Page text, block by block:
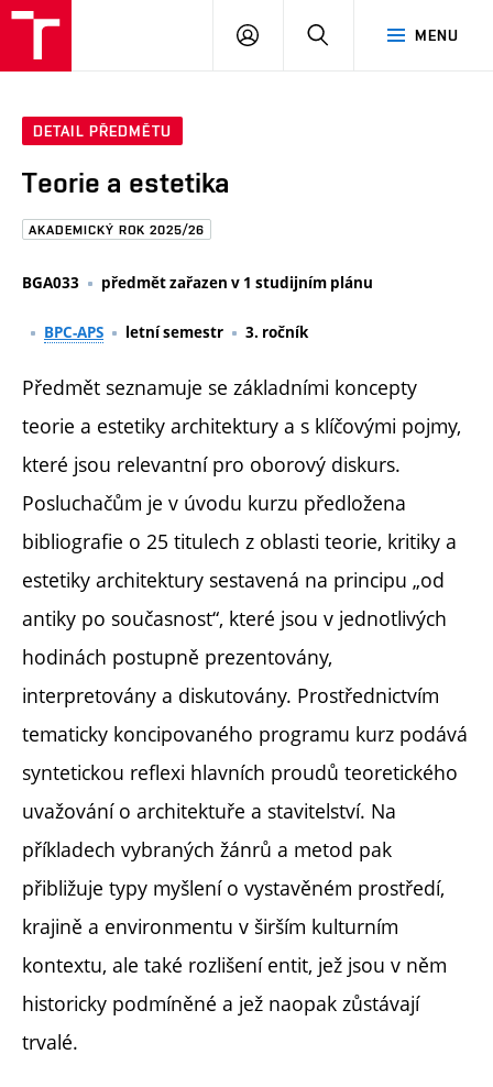
Brno
MENU
PŘIHLÁSIT
DETAIL PŘEDMĚTU
Teorie a estetika
AKADEMICKÝ ROK 2025/26
BGA033 předmět zařazen v 1 studijním plánu
BPC-APS letní semestr 3. ročník
Předmět seznamuje se základními koncepty
teorie a estetiky architektury a s klíčovými pojmy,
které jsou relevantní pro oborový diskurs.
Posluchačům je v úvodu kurzu předložena
bibliografie o 25 titulech z oblasti teorie, kritiky a
estetiky architektury sestavená na principu „od
antiky po současnost“, které jsou v jednotlivých
hodinách postupně prezentovány,
interpretovány a diskutovány. Prostřednictvím
tematicky koncipovaného programu kurz podává
syntetickou reflexi hlavních proudů teoretického
uvažování o architektuře a stavitelství. Na
příkladech vybraných žánrů a metod pak
přibližuje typy myšlení o vystavěném prostředí,
krajině a environmentu v širším kulturním
kontextu, ale také rozlišení entit, jež jsou v něm
historicky podmíněné a jež naopak zůstávají
trvalé.